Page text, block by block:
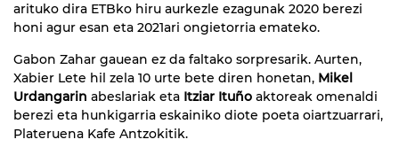
arituko dira ETBko hiru aurkezle ezagunak 2020 berezi
honi agur esan eta 2021ari ongietorria emateko.
Gabon Zahar gauean ez da faltako sorpresarik. Aurten,
Xabier Lete hil zela 10 urte bete diren honetan, Mikel
Urdangarin abeslariak eta Itziar Ituño aktoreak omenaldi
berezi eta hunkigarria eskainiko diote poeta oiartzuarrari,
Plateruena Kafe Antzokitik.